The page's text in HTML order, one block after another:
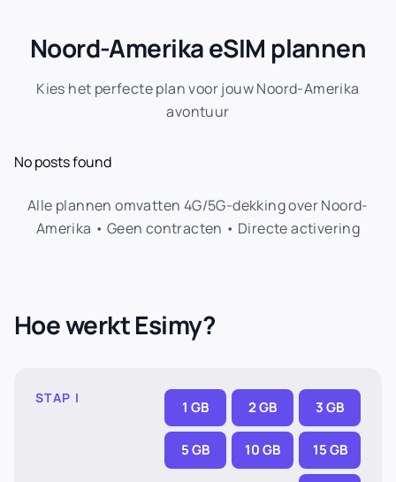
Noord-Amerika eSIM plannen
Kies het perfecte plan voor jouw Noord-Amerika
avontuur
No posts found
Alle plannen omvatten 4G/5G-dekking over Noord-
Amerika • Geen contracten • Directe activering
Hoe werkt Esimy?
STAP I
1 GB 2 GB 3 GB
5 GB 10 GB 15 GB